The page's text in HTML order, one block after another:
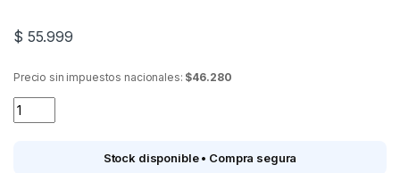
$ 55.999
Precio sin impuestos nacionales: $46.280
Plancha de pelo REVLON RVST2082LA quantity
Stock disponible • Compra segura